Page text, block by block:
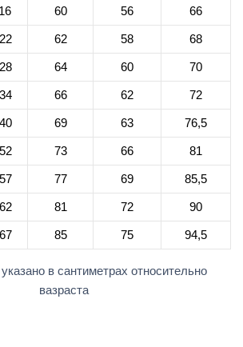
60 56 66
62 58 68
64 60 70
66 62 72
69 63 76,5
73 66 81
77 69 85,5
81 72 90
85 75 94,5
в сантиметрах относительно
вазраста